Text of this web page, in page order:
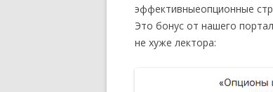
эффективныеопционные
Это бонус от нашего
не хуже лектора: